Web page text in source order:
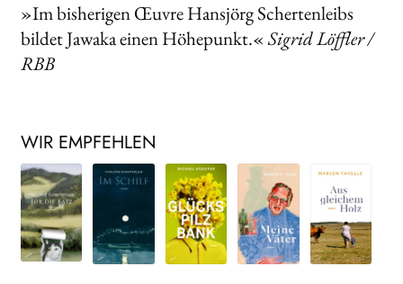
»Im bisherigen Œuvre Hansjörg Schertenleibs
bildet Jawaka einen Höhepunkt.«Sigrid Löffler /
RBB
WIR EMPFEHLEN